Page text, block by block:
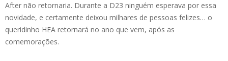
After não retornaria. Durante a D23 ninguém esperava por essa
novidade, e certamente deixou milhares de pessoas felizes… o
queridinho HEA retornará no ano que vem, após as
comemorações.